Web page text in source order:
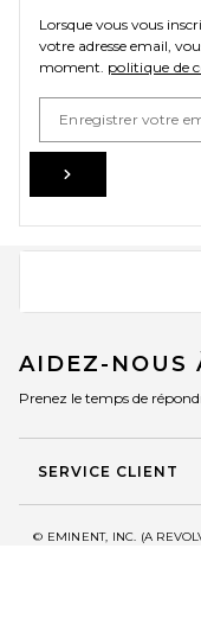
Lorsque vous vous
votre adresse email,
moment. politique de
AIDEZ-NOUS
Prenez le temps de
SERVICE CLIENT
© EMINENT, INC. (A